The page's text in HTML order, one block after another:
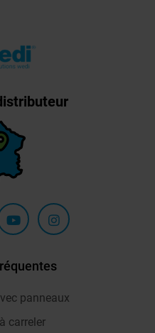
panneaux
carreler